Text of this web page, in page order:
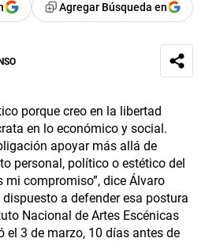
Agregar Búsqueda en
porque creo en la libertad
en lo económico y social.
apoyar más allá de
personal, político o estético del
mi compromiso”, dice Álvaro
a defender esa postura
Nacional de Artes Escénicas
el 3 de marzo, 10 días antes de